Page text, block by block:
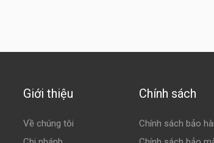
Giới thiệu
Về chúng tôi
Chính sách
Chính sách bảo